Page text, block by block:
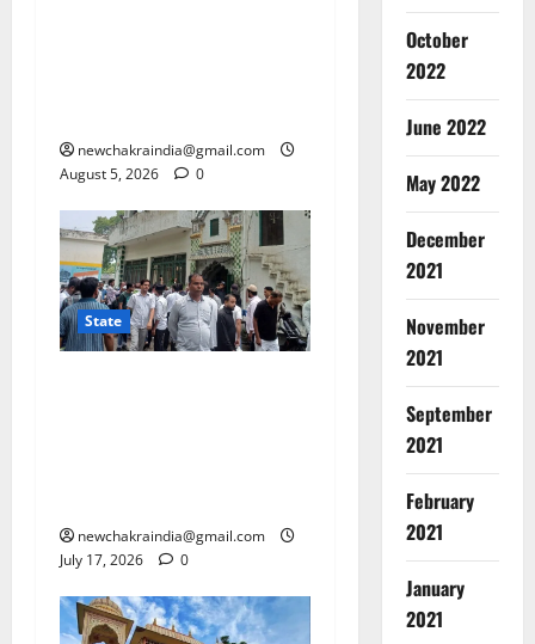
newchakraindia@gmail.com
August 5, 2026
0
State
newchakraindia@gmail.com
July 17, 2026
0
October
2022
June 2022
May 2022
December
2021
November
2021
September
2021
February
2021
January
2021